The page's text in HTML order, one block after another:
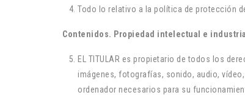
Todo lo relativo a la política de protección
Contenidos. Propiedad intelectual e industrial
EL TITULAR es propietario de todos los
imágenes, fotografías, sonido, audio,
ordenador necesarios para su